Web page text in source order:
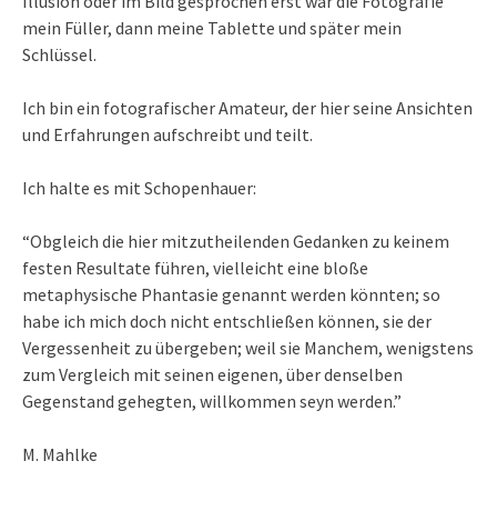
mein Füller, dann meine Tablette und später mein
Schlüssel.
Ich bin ein fotografischer Amateur, der hier seine Ansichten
und Erfahrungen aufschreibt und teilt.
Ich halte es mit Schopenhauer:
“Obgleich die hier mitzutheilenden Gedanken zu keinem
festen Resultate führen, vielleicht eine bloße
metaphysische Phantasie genannt werden könnten; so
habe ich mich doch nicht entschließen können, sie der
Vergessenheit zu übergeben; weil sie Manchem, wenigstens
zum Vergleich mit seinen eigenen, über denselben
Gegenstand gehegten, willkommen seyn werden.”
M. Mahlke